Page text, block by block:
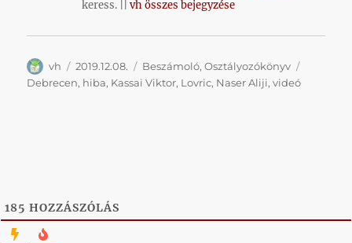
keress. ||vh összes bejegyzése
Szerző
vh Közzétéve
2019.12.08. Kategória
Beszámoló,Osztályozókönyv
Debrecen, hiba, Kassai Viktor, Lovric, Naser Aliji,videó
185 HOZZÁSZÓLÁS